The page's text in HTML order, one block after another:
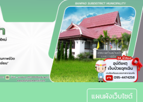
แผนผังเว็บไซต์